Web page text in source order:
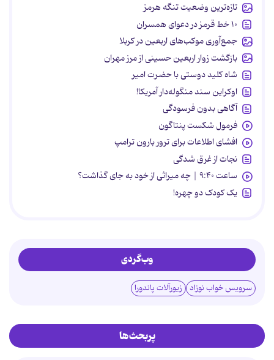
تازه‌ترین وضعیت تنگه هرمز
۱۰ خط قرمز در دعوای همسران
جمع‌آوری موکب‌های اربعین در کربلا
بازگشت زوار اربعین حسینی از مرز مهران
شاه کلید دوستی با حضرت امیر
اوکراین سند منگوله‌دار آمریکا!
آگاهی بدون فرسودگی
فرمول شکست پنتاگون
افشای اطلاعات برای ترور بارون ترامپ
نجات از غرق شدگی
ساعت ۹:۴۰ | چه میراثی از خود به جای گذاشت؟
یک کودک دو چهره!
وب‌گردی
سرویس خواب نوزاد زیورآلات پاندورا
پربحث‌ها